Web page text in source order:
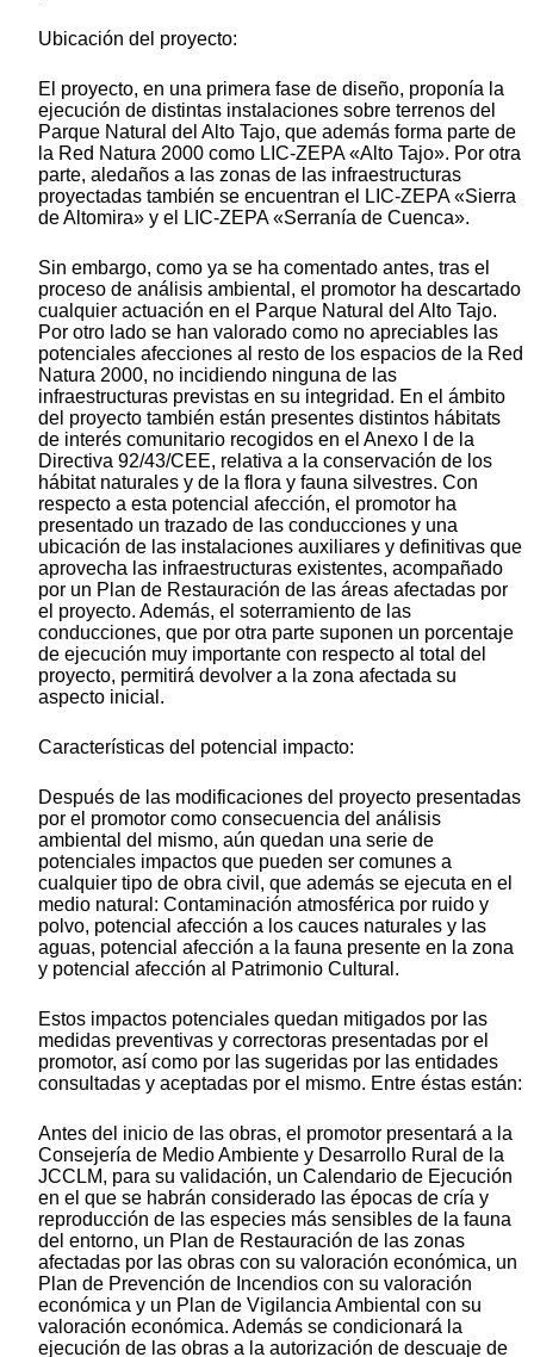
Ubicación del proyecto:
El proyecto, en una primera fase de diseño, proponía la
ejecución de distintas instalaciones sobre terrenos del
Parque Natural del Alto Tajo, que además forma parte de
la Red Natura 2000 como LIC-ZEPA «Alto Tajo». Por otra
parte, aledaños a las zonas de las infraestructuras
proyectadas también se encuentran el LIC-ZEPA «Sierra
de Altomira» y el LIC-ZEPA «Serranía de Cuenca».
Sin embargo, como ya se ha comentado antes, tras el
proceso de análisis ambiental, el promotor ha descartado
cualquier actuación en el Parque Natural del Alto Tajo.
Por otro lado se han valorado como no apreciables las
potenciales afecciones al resto de los espacios de la Red
Natura 2000, no incidiendo ninguna de las
infraestructuras previstas en su integridad. En el ámbito
del proyecto también están presentes distintos hábitats
de interés comunitario recogidos en el Anexo I de la
Directiva 92/43/CEE, relativa a la conservación de los
hábitat naturales y de la flora y fauna silvestres. Con
respecto a esta potencial afección, el promotor ha
presentado un trazado de las conducciones y una
ubicación de las instalaciones auxiliares y definitivas que
aprovecha las infraestructuras existentes, acompañado
por un Plan de Restauración de las áreas afectadas por
el proyecto. Además, el soterramiento de las
conducciones, que por otra parte suponen un porcentaje
de ejecución muy importante con respecto al total del
proyecto, permitirá devolver a la zona afectada su
aspecto inicial.
Características del potencial impacto:
Después de las modificaciones del proyecto presentadas
por el promotor como consecuencia del análisis
ambiental del mismo, aún quedan una serie de
potenciales impactos que pueden ser comunes a
cualquier tipo de obra civil, que además se ejecuta en el
medio natural: Contaminación atmosférica por ruido y
polvo, potencial afección a los cauces naturales y las
aguas, potencial afección a la fauna presente en la zona
y potencial afección al Patrimonio Cultural.
Estos impactos potenciales quedan mitigados por las
medidas preventivas y correctoras presentadas por el
promotor, así como por las sugeridas por las entidades
consultadas y aceptadas por el mismo. Entre éstas están:
Antes del inicio de las obras, el promotor presentará a la
Consejería de Medio Ambiente y Desarrollo Rural de la
JCCLM, para su validación, un Calendario de Ejecución
en el que se habrán considerado las épocas de cría y
reproducción de las especies más sensibles de la fauna
del entorno, un Plan de Restauración de las zonas
afectadas por las obras con su valoración económica, un
Plan de Prevención de Incendios con su valoración
económica y un Plan de Vigilancia Ambiental con su
valoración económica. Además se condicionará la
ejecución de las obras a la autorización de descuaje de